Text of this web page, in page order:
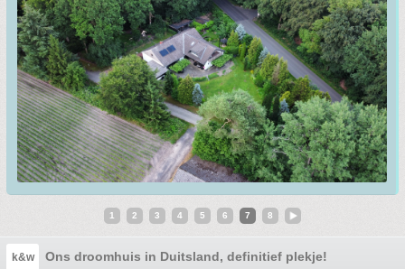
1 2 3 4 5 6 7 8
k&w Ons droomhuis in Duitsland, definitief plekje!